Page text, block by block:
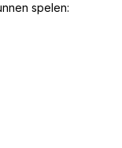
spelen: